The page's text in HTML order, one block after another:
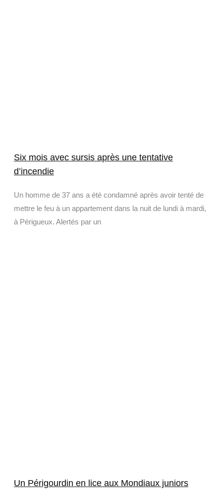
Six mois avec sursis après une tentative
d’incendie
Un homme de 37 ans a été condamné après avoir tenté de
mettre le feu à un appartement dans la nuit de lundi à mardi,
à Périgueux. Alertés par un
Un Périgourdin en lice aux Mondiaux juniors